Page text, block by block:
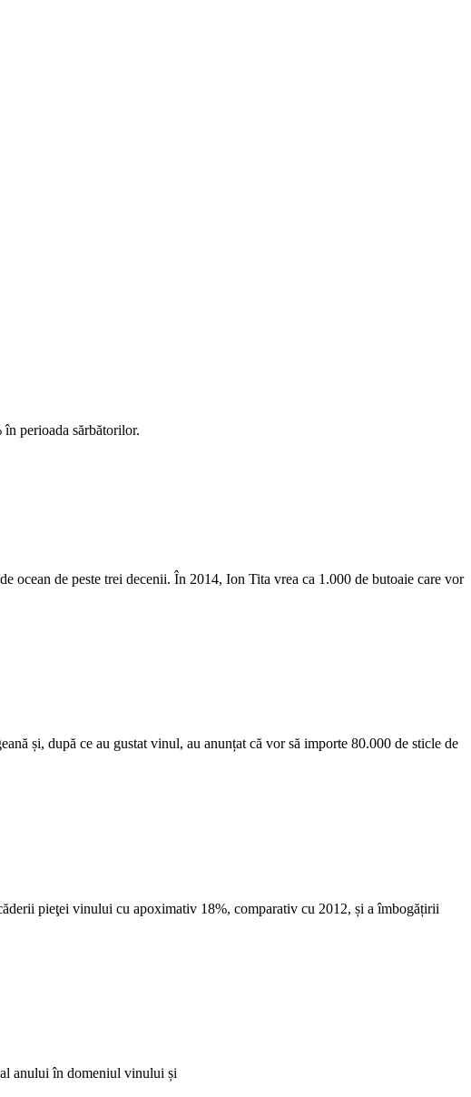
perioada sărbătorilor.
de peste trei decenii. În 2014, Ion Tita vrea ca 1.000 de butoaie care vor
și, după ce au gustat vinul, au anunțat că vor să importe 80.000 de sticle de
pieţei vinului cu apoximativ 18%, comparativ cu 2012, și a îmbogățirii
anului în domeniul vinului și